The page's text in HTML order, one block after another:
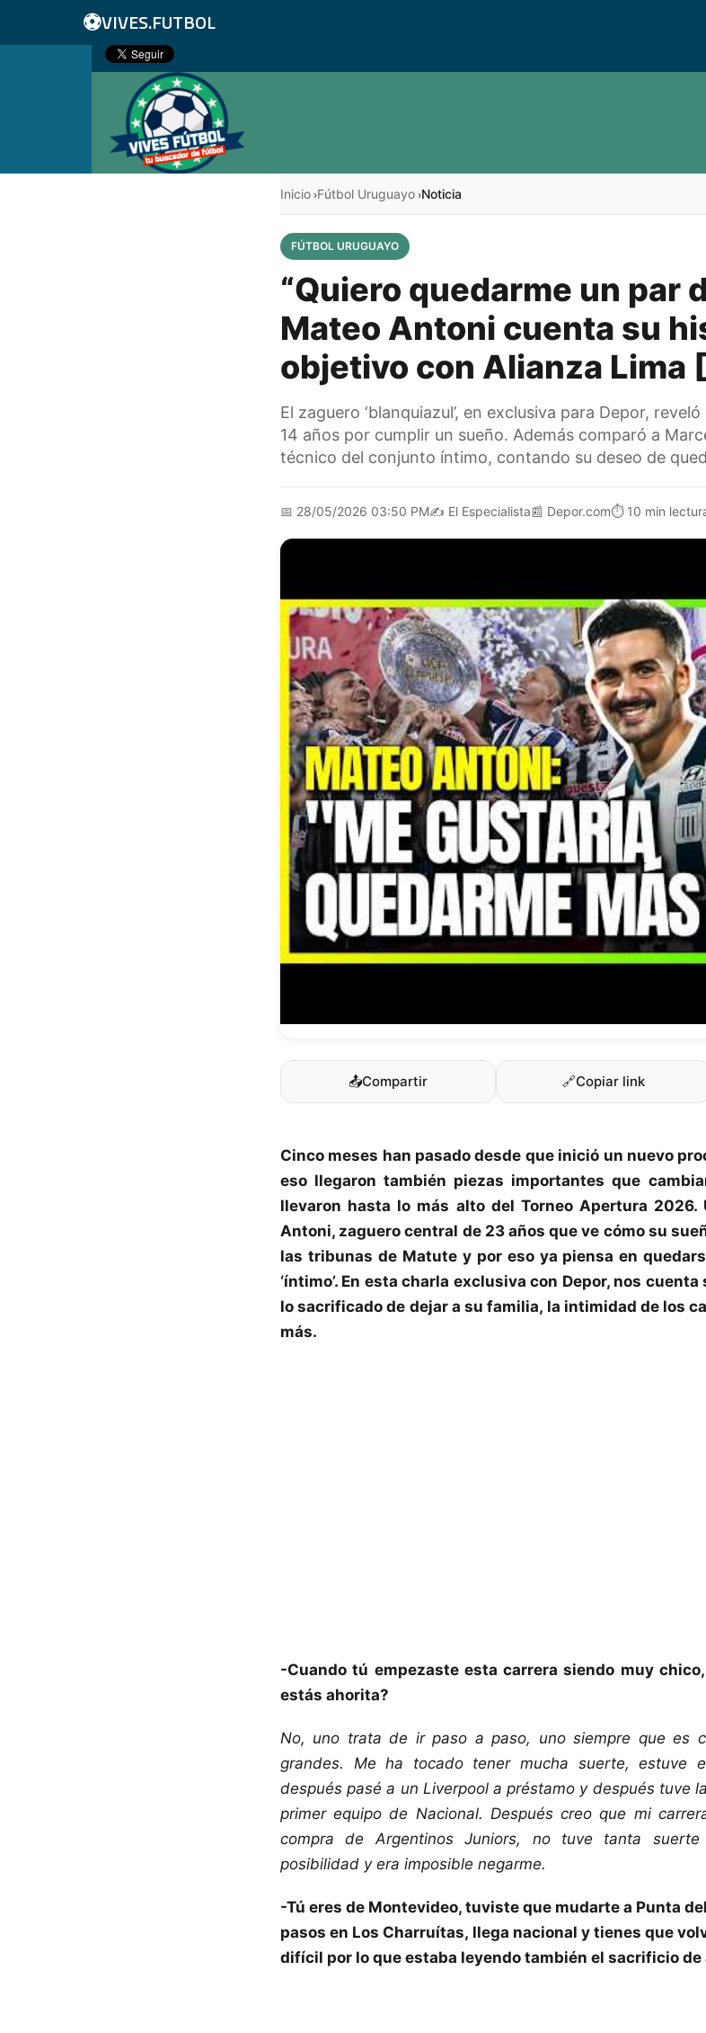
⚽VIVES.FUTBOL
Inicio ›Fútbol Uruguayo ›Noticia
FÚTBOL URUGUAYO
“Quiero quedarme un par
Mateo Antoni cuenta su
objetivo con Alianza Lima
El zaguero ‘blanquiazul’, en exclusiva para Depor,
14 años por cumplir un sueño. Además comparó a
técnico del conjunto íntimo, contando su deseo de
📅 28/05/2026 03:50 PM✍️ El Especialista📰 Depor.com⏱️ 10 min
📤Compartir 🔗Copiar link
Cinco meses han pasado desde que inició un nuevo
eso llegaron también piezas importantes que
llevaron hasta lo más alto del Torneo Apertura 2026.
Antoni, zaguero central de 23 años que ve cómo su
las tribunas de Matute y por eso ya piensa en
‘íntimo’. En esta charla exclusiva con Depor, nos
lo sacrificado de dejar a su familia, la intimidad de los
más.
-Cuando tú empezaste esta carrera siendo muy
estás ahorita?
No, uno trata de ir paso a paso, uno siempre que es
grandes. Me ha tocado tener mucha suerte, estuve
después pasé a un Liverpool a préstamo y después tuve
primer equipo de Nacional. Después creo que mi
compra de Argentinos Juniors, no tuve tanta
posibilidad y era imposible negarme.
-Tú eres de Montevideo, tuviste que mudarte a Punta
pasos en Los Charruítas, llega nacional y tienes que
difícil por lo que estaba leyendo también el sacrificio